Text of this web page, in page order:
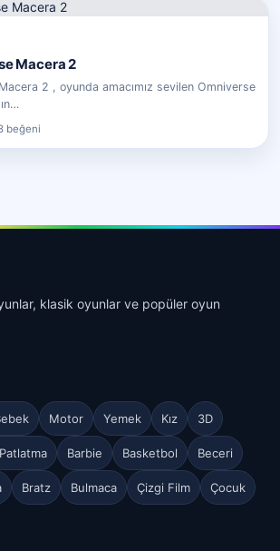
Macera 2
2 , oyunda amacımız sevilen Omniverse
beğeni
klasik oyunlar ve popüler oyun
Motor Yemek Kız 3D
Barbie Basketbol Beceri
Bratz Bulmaca Çizgi Film Çocuk